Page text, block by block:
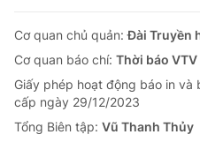
Cơ quan chủ quản:Đài Truyền
Cơ quan báo chí: Thời báo VTV
Giấy phép hoạt động báo in và
cấp ngày 29/12/2023
Tổng Biên tập: Vũ Thanh Thủy